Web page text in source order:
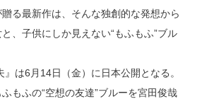
る最新作は、そんな独創的な発想から
、子供にしか見えない“もふもふ”ブル
』は6月14日（金）に日本公開となる。
もふの“空想の友達”ブルーを宮田俊哉